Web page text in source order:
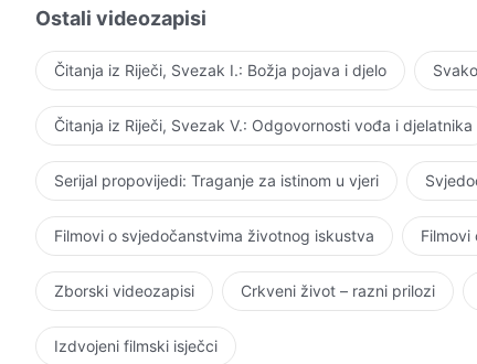
Ostali videozapisi
Čitanja iz Riječi, Svezak I.: Božja pojava i djelo
Čitanja iz Riječi, Svezak V.: Odgovornosti vođa i djelatnika
Serijal propovijedi: Traganje za istinom u vjeri
Filmovi o svjedočanstvima životnog iskustva Filmovi
Zborski videozapisi Crkveni život – razni prilozi
Izdvojeni filmski isječci